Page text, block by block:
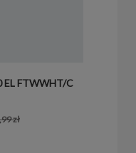
EL FTWWHT/C
zł